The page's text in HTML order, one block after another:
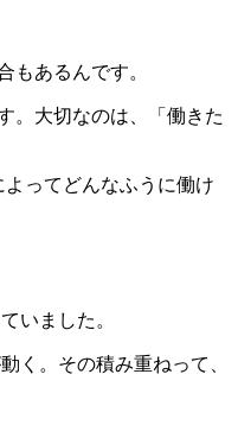
もあるんです。
。大切なのは、「働きた
ってどんなふうに働け
いました。
く。その積み重ねって、